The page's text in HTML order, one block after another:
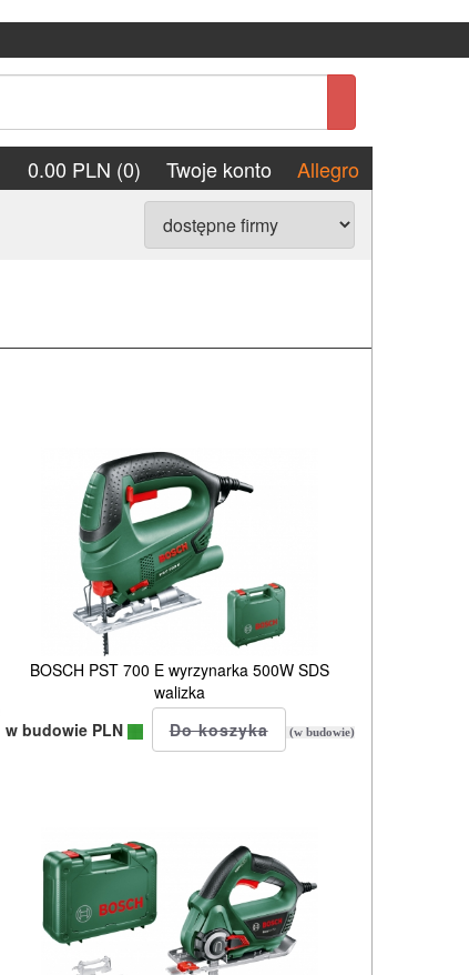
0.00 PLN (0) Twoje konto
Allegro
BOSCH PST 700 E wyrzynarka 500W SDS
walizka
w budowie PLN
(w budowie)